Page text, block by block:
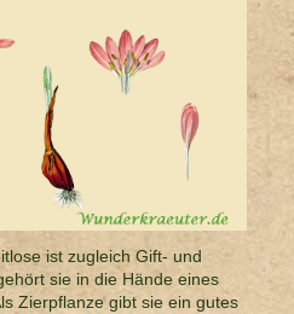
ist zugleich Gift- und
sie in die Hände eines
Zierpflanze gibt sie ein gutes